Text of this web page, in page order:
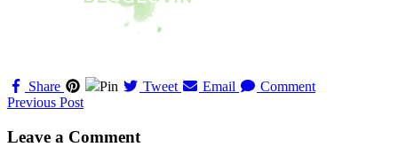
Share Pin Tweet Email Comment
Navigation
til
Previous Post
Leave a Comment